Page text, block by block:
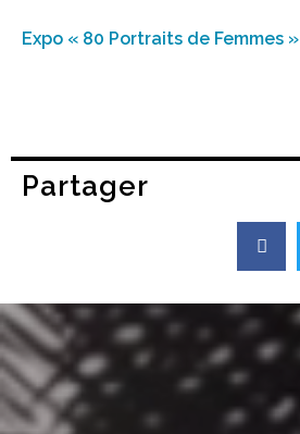
Expo « 80 Portraits de Femmes »
Partager